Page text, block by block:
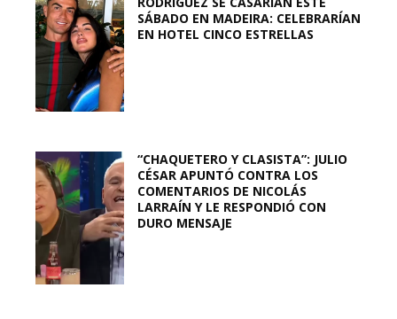
SÁBADO EN MADEIRA: CELEBRARÍAN
EN HOTEL CINCO ESTRELLAS
“CHAQUETERO Y CLASISTA”: JULIO
CÉSAR APUNTÓ CONTRA LOS
COMENTARIOS DE NICOLÁS
LARRAÍN Y LE RESPONDIÓ CON
DURO MENSAJE